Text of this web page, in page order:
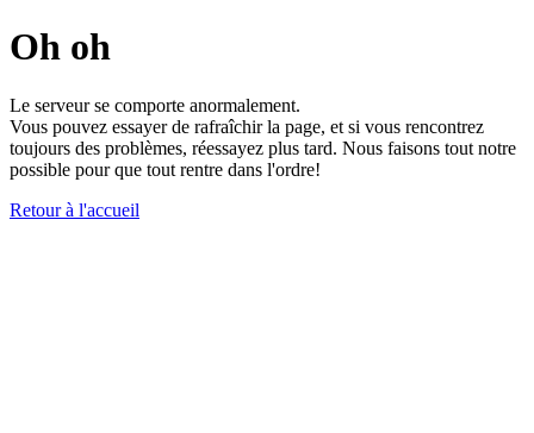
Oh oh
Le serveur se comporte anormalement.
Vous pouvez essayer de rafraîchir la page, et si vous rencontrez
toujours des problèmes, réessayez plus tard. Nous faisons tout notre
possible pour que tout rentre dans l'ordre!
Retour à l'accueil